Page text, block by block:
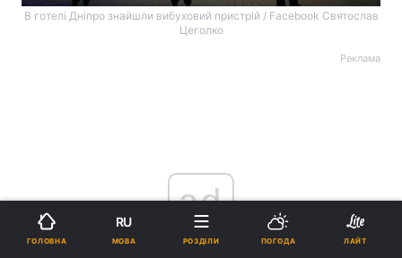
В готелі Дніпро знайшли вибуховий пристрій / Facebook Святослав
Цеголко
Реклама
ad
ГОЛОВНА
RU
МОВА РОЗДІЛИ ПОГОДА ЛАЙТ